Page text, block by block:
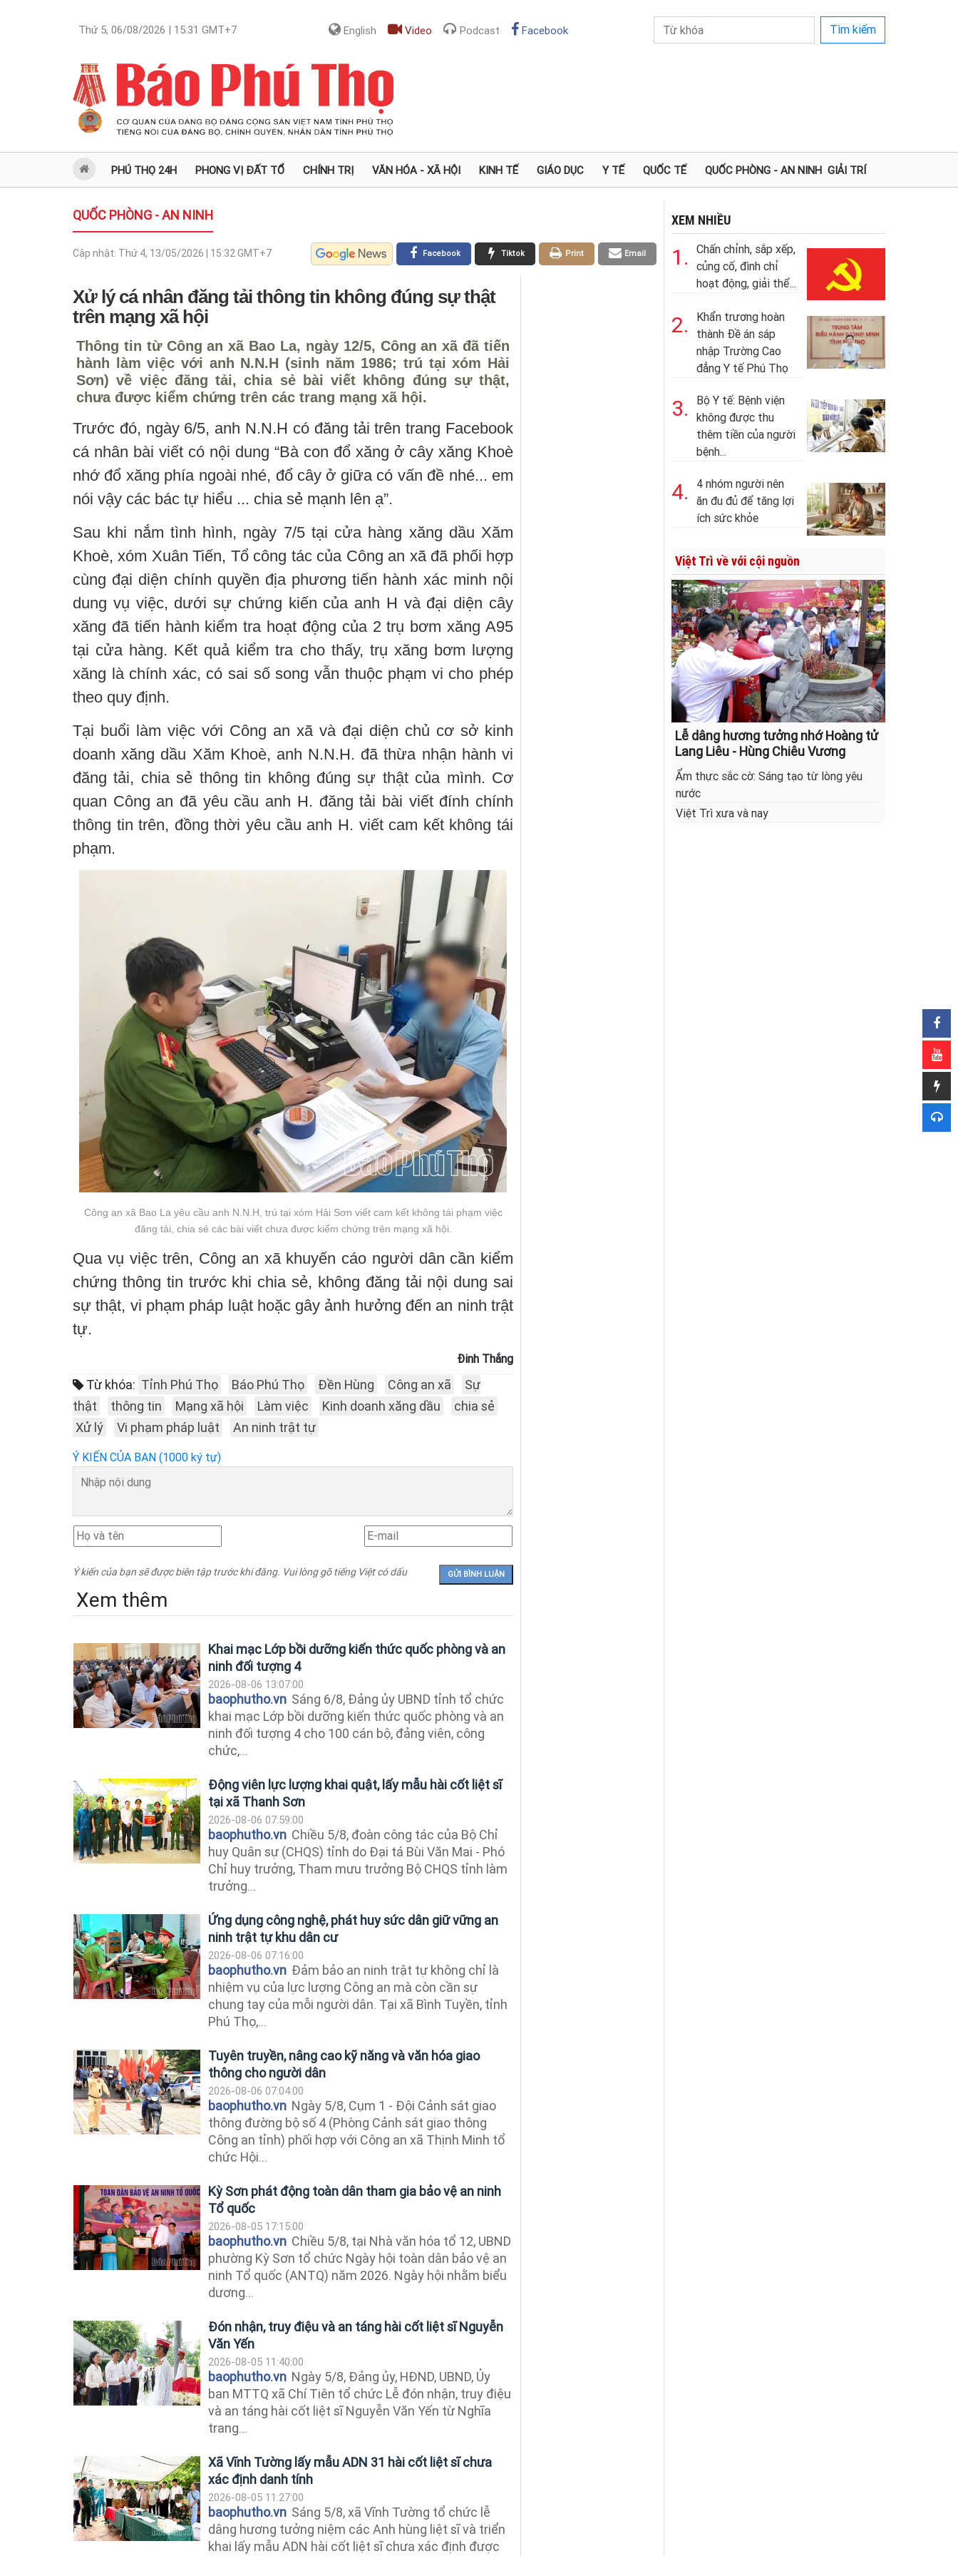
Thứ 5, 06/08/2026 | 15:31 GMT+7 English Video Podcast Facebook Tìm kiếm
PHÚ THỌ 24H PHONG VỊ ĐẤT TỔ CHÍNH TRỊ VĂN HÓA - XÃ HỘI KINH TẾ GIÁO DỤC Y TẾ QUỐC TẾ QUỐC PHÒNG - AN NINH GIẢI TRÍ
QUỐC PHÒNG - AN NINH
Cập nhật: Thứ 4, 13/05/2026 | 15:32 GMT+7 Email
Print
Tiktok
Facebook
Xử lý cá nhân đăng tải thông tin không đúng sự thật
trên mạng xã hội
Thông tin từ Công an xã Bao La, ngày 12/5, Công an xã đã tiến
hành làm việc với anh N.N.H (sinh năm 1986; trú tại xóm Hải
Sơn) về việc đăng tải, chia sẻ bài viết không đúng sự thật,
chưa được kiểm chứng trên các trang mạng xã hội.
Trước đó, ngày 6/5, anh N.N.H có đăng tải trên trang Facebook
cá nhân bài viết có nội dung “Bà con đổ xăng ở cây xăng Khoè
nhớ đổ xăng phía ngoài nhé, đổ cây ở giữa có vấn đề nhé... em
nói vậy các bác tự hiểu ... chia sẻ mạnh lên ạ”.
Sau khi nắm tình hình, ngày 7/5 tại cửa hàng xăng dầu Xăm
Khoè, xóm Xuân Tiến, Tổ công tác của Công an xã đã phối hợp
cùng đại diện chính quyền địa phương tiến hành xác minh nội
dung vụ việc, dưới sự chứng kiến của anh H và đại diện cây
xăng đã tiến hành kiểm tra hoạt động của 2 trụ bơm xăng A95
tại cửa hàng. Kết quả kiểm tra cho thấy, trụ xăng bơm lượng
xăng là chính xác, có sai số song vẫn thuộc phạm vi cho phép
theo quy định.
Tại buổi làm việc với Công an xã và đại diện chủ cơ sở kinh
doanh xăng dầu Xăm Khoè, anh N.N.H. đã thừa nhận hành vi
đăng tải, chia sẻ thông tin không đúng sự thật của mình. Cơ
quan Công an đã yêu cầu anh H. đăng tải bài viết đính chính
thông tin trên, đồng thời yêu cầu anh H. viết cam kết không tái
phạm.
Công an xã Bao La yêu cầu anh N.N.H, trú tại xóm Hải Sơn viết cam kết không tái phạm việc
đăng tải, chia sẻ các bài viết chưa được kiểm chứng trên mạng xã hội.
Qua vụ việc trên, Công an xã khuyến cáo người dân cần kiểm
chứng thông tin trước khi chia sẻ, không đăng tải nội dung sai
sự thật, vi phạm pháp luật hoặc gây ảnh hưởng đến an ninh trật
tự.
Đinh Thắng
Từ khóa: Tỉnh Phú Thọ Báo Phú Thọ Đền Hùng Công an xã
Sự
thật
thông tin Mạng xã hội Làm việc Kinh doanh xăng dầu
chia sẻ
Xử lý
Vi phạm pháp luật An ninh trật tự
Ý KIẾN CỦA BẠN (1000 ký tự)
Ý kiến của bạn sẽ được biên tập trước khi đăng. Vui lòng gõ tiếng Việt có dấu
Xem thêm
Khai mạc Lớp bồi dưỡng kiến thức quốc phòng và an
ninh đối tượng 4
2026-08-06 13:07:00
baophutho.vn Sáng 6/8, Đảng ủy UBND tỉnh tổ chức
khai mạc Lớp bồi dưỡng kiến thức quốc phòng và an
ninh đối tượng 4 cho 100 cán bộ, đảng viên, công
chức,...
Động viên lực lượng khai quật, lấy mẫu hài cốt liệt sĩ
tại xã Thanh Sơn
2026-08-06 07:59:00
baophutho.vn Chiều 5/8, đoàn công tác của Bộ Chỉ
huy Quân sự (CHQS) tỉnh do Đại tá Bùi Văn Mai - Phó
Chỉ huy trưởng, Tham mưu trưởng Bộ CHQS tỉnh làm
trưởng...
Ứng dụng công nghệ, phát huy sức dân giữ vững an
ninh trật tự khu dân cư
2026-08-06 07:16:00
baophutho.vn Đảm bảo an ninh trật tự không chỉ là
nhiệm vụ của lực lượng Công an mà còn cần sự
chung tay của mỗi người dân. Tại xã Bình Tuyền, tỉnh
Phú Thọ,...
Tuyên truyền, nâng cao kỹ năng và văn hóa giao
thông cho người dân
2026-08-06 07:04:00
baophutho.vn Ngày 5/8, Cụm 1 - Đội Cảnh sát giao
thông đường bộ số 4 (Phòng Cảnh sát giao thông
Công an tỉnh) phối hợp với Công an xã Thịnh Minh tổ
chức Hội...
Kỳ Sơn phát động toàn dân tham gia bảo vệ an ninh
Tổ quốc
2026-08-05 17:15:00
baophutho.vn Chiều 5/8, tại Nhà văn hóa tổ 12, UBND
phường Kỳ Sơn tổ chức Ngày hội toàn dân bảo vệ an
ninh Tổ quốc (ANTQ) năm 2026. Ngày hội nhằm biểu
dương...
Đón nhận, truy điệu và an táng hài cốt liệt sĩ Nguyễn
Văn Yến
2026-08-05 11:40:00
baophutho.vn Ngày 5/8, Đảng ủy, HĐND, UBND, Ủy
ban MTTQ xã Chí Tiên tổ chức Lễ đón nhận, truy điệu
và an táng hài cốt liệt sĩ Nguyễn Văn Yến từ Nghĩa
trang...
Xã Vĩnh Tường lấy mẫu ADN 31 hài cốt liệt sĩ chưa
xác định danh tính
2026-08-05 11:27:00
baophutho.vn Sáng 5/8, xã Vĩnh Tường tổ chức lễ
dâng hương tưởng niệm các Anh hùng liệt sĩ và triển
khai lấy mẫu ADN hài cốt liệt sĩ chưa xác định được
XEM NHIỀU
1.
Chấn chỉnh, sắp xếp,
củng cố, đình chỉ
hoạt động, giải thể...
2.
Khẩn trương hoàn
thành Đề án sáp
nhập Trường Cao
đẳng Y tế Phú Thọ
3.
Bộ Y tế: Bệnh viện
không được thu
thêm tiền của người
bệnh...
4.
4 nhóm người nên
ăn đu đủ để tăng lợi
ích sức khỏe
Việt Trì về với cội nguồn
Lễ dâng hương tưởng nhớ Hoàng tử
Lang Liêu - Hùng Chiêu Vương
Ẩm thực sắc cờ: Sáng tạo từ lòng yêu
nước
Việt Trì xưa và nay